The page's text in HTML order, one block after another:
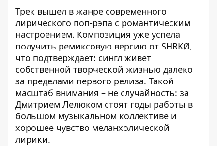
Трек вышел в жанре современного
лирического поп-рэпа с романтическим
настроением. Композиция уже успела
получить ремиксовую версию от SHRKØ,
что подтверждает: сингл живет
собственной творческой жизнью далеко
за пределами первого релиза. Такой
масштаб внимания – не случайность: за
Дмитрием Лелюком стоят годы работы в
большом музыкальном коллективе и
хорошее чувство меланхолической
лирики.